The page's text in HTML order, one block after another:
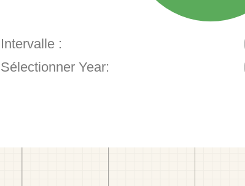
Intervalle :
Sélectionner Year: